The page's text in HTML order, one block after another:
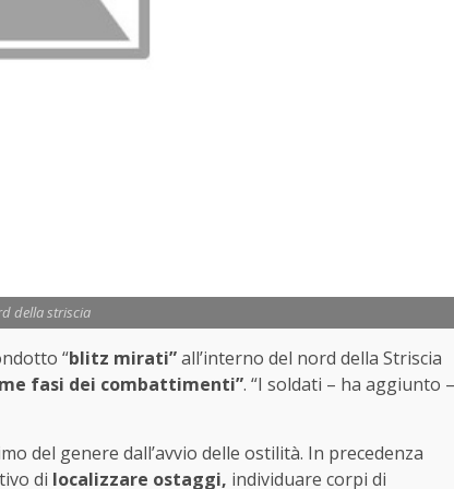
della striscia
“blitz mirati”all’interno del nord della Striscia
fasi dei combattimenti”. “I soldati – ha aggiunto –
del genere dall’avvio delle ostilità. In precedenza
di localizzare ostaggi, individuare corpi di